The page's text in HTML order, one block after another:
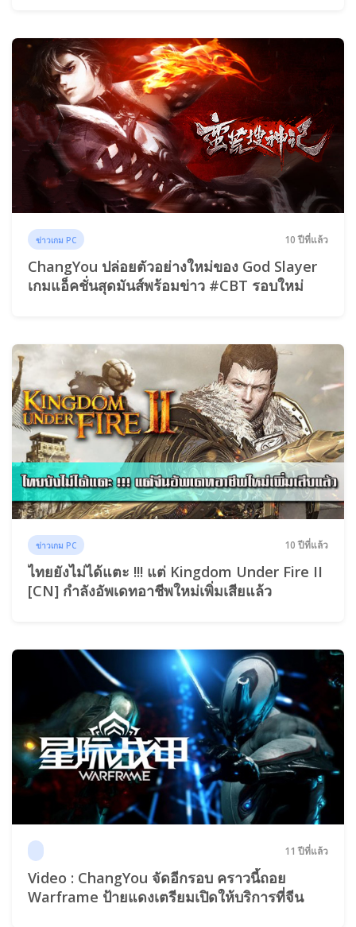
ข่าวเกม PC 10 ปีที่แล้ว
ChangYou ปล่อยตัวอย่างใหม่ของ God Slayer
เกมแอ็คชั่นสุดมันส์พร้อมข่าว #CBT รอบใหม่
ข่าวเกม PC 10 ปีที่แล้ว
ไทยยังไม่ได้แตะ !!! แต่ Kingdom Under Fire II
[CN] กำลังอัพเดทอาชีพใหม่เพิ่มเสียแล้ว
11 ปีที่แล้ว
Video : ChangYou จัดอีกรอบ คราวนี้ถอย
Warframe ป้ายแดงเตรียมเปิดให้บริการที่จีน